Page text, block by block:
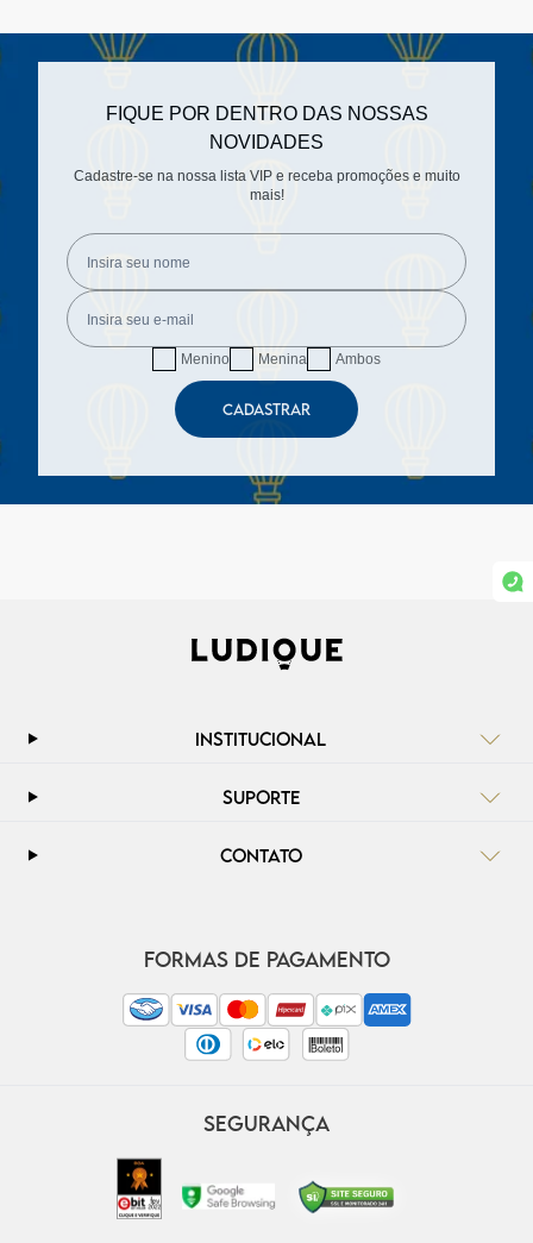
FIQUE POR DENTRO DAS NOSSAS
NOVIDADES
Cadastre-se na nossa lista VIP e receba promoções e muito
mais!
Menino Menina Ambos
CADASTRAR
INSTITUCIONAL
SUPORTE
CONTATO
FORMAS DE PAGAMENTO
SEGURANÇA